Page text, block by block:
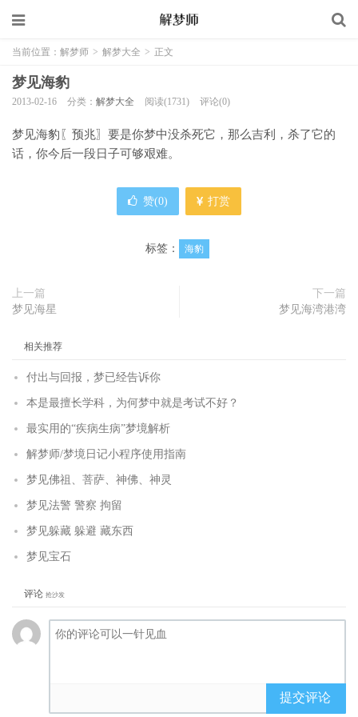
当前位置： 解梦师 > 解梦大全 > 正文
梦见海豹
2013-02-16 分类： 解梦大全 阅读(1731) 评论(0)
梦见海豹〖预兆〗要是你梦中没杀死它，那么吉利，杀了它的
话，你今后一段日子可够艰难。
赞(0) 打赏
标签： 海豹
上一篇
梦见海星
下一篇
梦见海湾港湾
相关推荐
付出与回报，梦已经告诉你
本是最擅长学科，为何梦中就是考试不好？
最实用的“疾病生病”梦境解析
解梦师/梦境日记小程序使用指南
梦见佛祖、菩萨、神佛、神灵
梦见法警 警察 拘留
梦见躲藏 躲避 藏东西
梦见宝石
评论 抢沙发
提交评论